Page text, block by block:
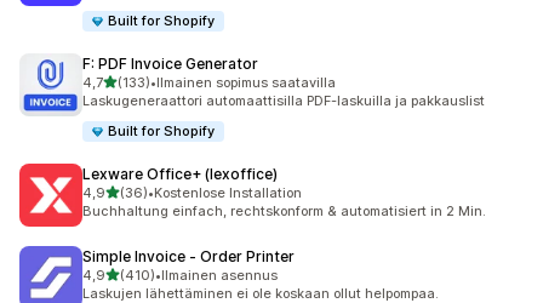
Built for Shopify
F: PDF Invoice Generator
4,7/ 5 tähteä
(133)
133 arvostelua yhteensä
•Ilmainen sopimus saatavilla
Laskugeneraattori automaattisilla PDF-laskuilla ja pakkauslist
Built for Shopify
Lexware Office+ (lexoffice)
4,9/ 5 tähteä
(36)
36 arvostelua yhteensä
•Kostenlose Installation
Buchhaltung einfach, rechtskonform & automatisiert in 2 Min.
Simple Invoice ‑ Order Printer
4,9/ 5 tähteä
(410)
410 arvostelua yhteensä
•Ilmainen asennus
Laskujen lähettäminen ei ole koskaan ollut helpompaa.